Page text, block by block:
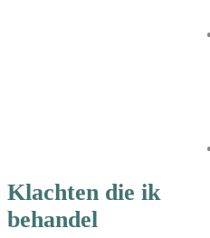
Klachten die ik
behandel